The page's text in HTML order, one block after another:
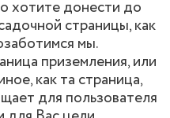
хотите донести до
страницы, как
мы.
приземления, или
как та страница,
для пользователя